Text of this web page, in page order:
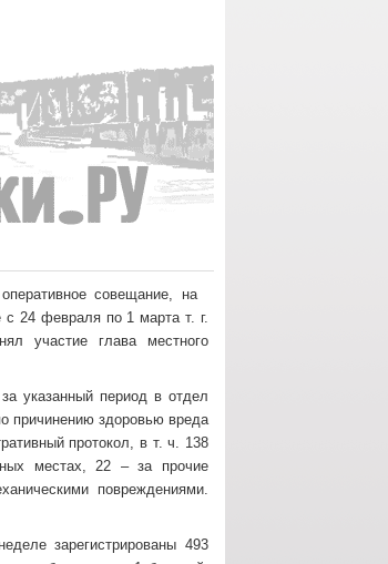
совещание, на
с 24 февраля по 1 марта т. г.
участие глава местного
указанный период в отдел
причинению здоровью вреда
протокол, в т. ч. 138
местах, 22 – за прочие
повреждениями.
зарегистрированы 493